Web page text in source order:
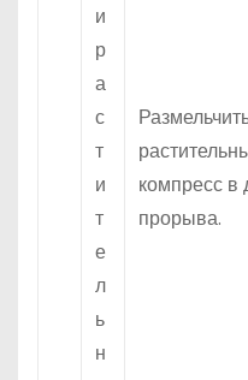
и
р
а
с
т
и
т
е
л
ь
н
компресс
прорыва.